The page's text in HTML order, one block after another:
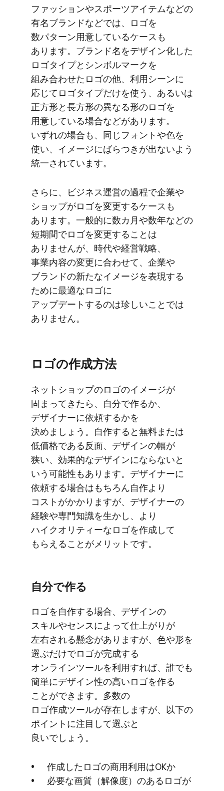
ファッションや​スポーツアイテムなどの​
有名ブランドなどでは、​ロゴを​
数パターン用意している​ケースも​
あります。​ブランド名を​デザイン化した​
ロゴタイプと​シンボルマークを​
組み合わせた​ロゴの​他、​利用シーンに​
応じて​ロゴタイプだけを​使う、​あるいは​
正方​形と​長方​形の​異なる​形の​ロゴを​
用意している​場合などが​あります。​
いずれの​場合も、​同じ​フォントや色を​
使い、​イメージに​ばらつきが​出ないよう​
統一されています。
さらに、​ビジネス運営の​過程で​企業や​
ショップが​ロゴを​変更する​ケースも​
あります。​一般的に​数カ月や​数年などの​
短期間で​ロゴを​変更する​ことは​
ありませんが、​時代や​経営戦略、​
事業内容の​変更に​合わせて、​企業や​
ブランドの​新たな​イメージを​表現する​
ために​最適な​ロゴに​
アップデートするのは​珍しい​ことでは​
ありません。
ロゴの​作成方​法
ネットショップの​ロゴの​イメージが​
固まってきたら、​自分で​作るか、​
デザイナーに​依頼するかを​
決めましょう。​自作すると​無料または​
低価格である​反面、​デザインの​幅が​
狭い、​効果的な​デザインに​ならないと​
いう​可能性も​あります。​デザイナーに​
依頼する​場合は​もちろん​自作より​
コストが​かかりますが、​デザイナーの​
経験や​専門知識を​生かし、​より​
ハイクオリティーな​ロゴを​作成して​
もらえる​ことが​メリットです。
自分で​作る
ロゴを​自作する​場合、​デザインの​
スキルや​センスに​よって​仕上がりが​
左右される​懸念が​ありますが、​色や形を​
選ぶだけで​ロゴが​完成する​
オンラインツールを​利用すれば、​誰でも​
簡単に​デザイン性の​高い​ロゴを​作る​
ことができます。​多数の​
ロゴ作成ツールが​存在しますが、​以下の​
ポイントに​注目して​選ぶと​
良いでしょう。
作成した​ロゴの​商用利用は​OKか
必要な​画質​（解像度）の​ある​ロゴが​